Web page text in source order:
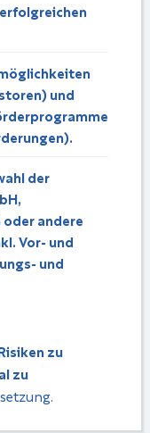
und
der
oder andere
Vor- und
und
zu
zu